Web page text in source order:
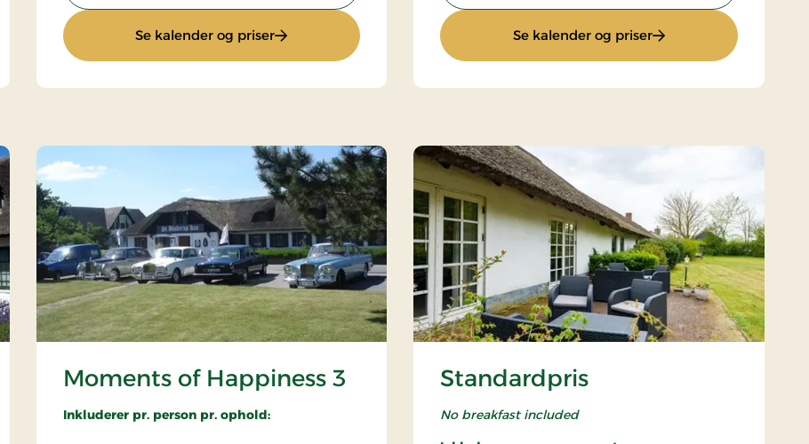
Se kalender og priser: Gourmetophold Se kalender og priser: Gourmetophold 3
Moments of Happiness 3
Inkluderer pr. person pr. ophold:
Standardpris
No breakfast included